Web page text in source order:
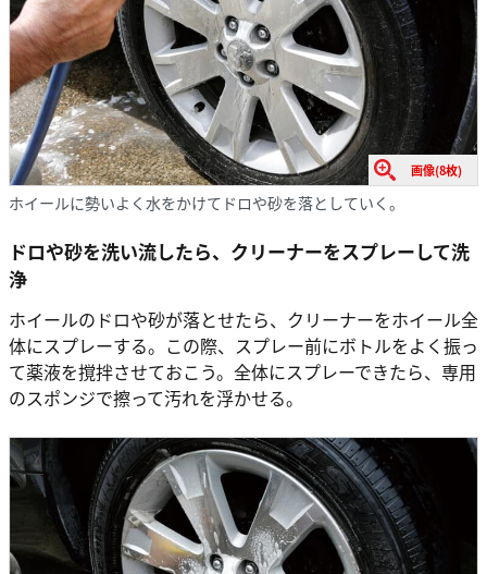
画像(8枚)
ホイールに勢いよく水をかけてドロや砂を落としていく。
ドロや砂を洗い流したら、クリーナーをスプレーして洗
浄
ホイールのドロや砂が落とせたら、クリーナーをホイール全
体にスプレーする。この際、スプレー前にボトルをよく振っ
て薬液を撹拌させておこう。全体にスプレーできたら、専用
のスポンジで擦って汚れを浮かせる。